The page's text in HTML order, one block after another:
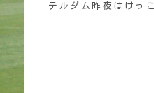
テルダム昨夜はけっ